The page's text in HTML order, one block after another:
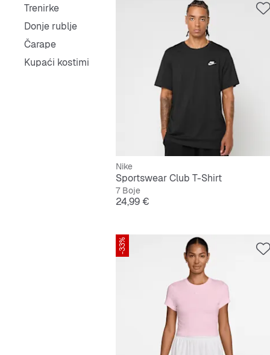
Trenirke
Donje rublje
Čarape
Kupaći kostimi
Nike
Sportswear Club T-Shirt
7 Boje
Cijena
24,99 €
-33%